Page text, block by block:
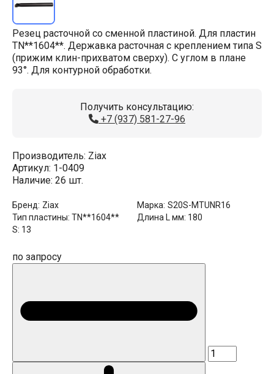
Резец расточной со сменной пластиной. Для пластин
TN**1604**. Державка расточная с креплением типа S
(прижим клин-прихватом сверху). С углом в плане
93°. Для контурной обработки.
Получить консультацию:
+7 (937) 581-27-96
Производитель: Ziax
Артикул: 1-0409
Наличие: 26 шт.
Бренд: Ziax Марка: S20S-MTUNR16
Тип пластины: TN**1604** Длина L мм: 180
S: 13
по запросу